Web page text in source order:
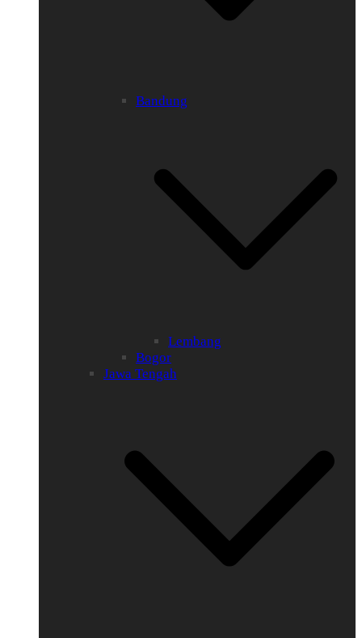
Bandung
Lembang
Bogor
Jawa Tengah